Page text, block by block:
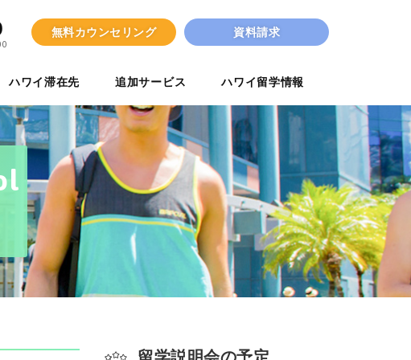
無料カウンセリング 資料請求
ハワイ滞在先 追加サービス ハワイ留学情報